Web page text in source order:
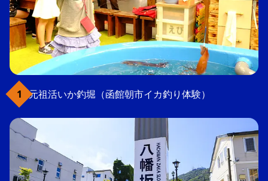
元祖活いか釣堀（函館朝市イカ釣り体験）